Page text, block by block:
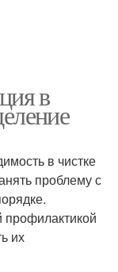
в
в чистке
проблему с
профилактикой
их